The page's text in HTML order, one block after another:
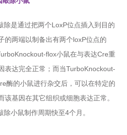
除是通过把两个LoxP位点插入到目的
的两端以制备出有两个loxP位点的
flox小鼠在与表达Cre重
表达完全正常；而当TurboKnockout-
酶的小鼠进行杂交后，可以在特定的
基因在其它组织或细胞表达正常。
小鼠制作周期快至4个月。